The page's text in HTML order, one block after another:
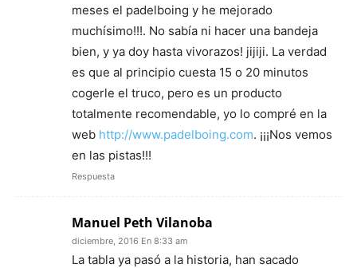
meses el padelboing y he mejorado
muchísimo!!!. No sabía ni hacer una bandeja
bien, y ya doy hasta vivorazos! jijiji. La verdad
es que al principio cuesta 15 o 20 minutos
cogerle el truco, pero es un producto
totalmente recomendable, yo lo compré en la
web http://www.padelboing.com. ¡¡¡Nos vemos
en las pistas!!!
Respuesta
Manuel Peth Vilanoba
diciembre, 2016 En 8:33 am
La tabla ya pasó a la historia, han sacado